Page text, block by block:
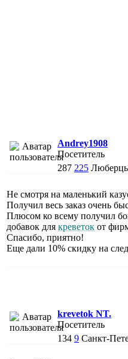
Andrey1908
Посетитель
287 225
Не смотря на маленький
Получил весь заказ очень
Плюсом ко всему получил
добавок для креветок от
Спасибо, приятно!
Еще дали 10% скидку на
krevetok NT.
Посетитель
134 9 Санкт-